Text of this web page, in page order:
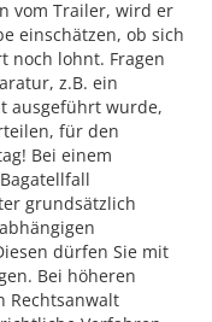
vom Trailer, wird er
einschätzen, ob sich
noch lohnt. Fragen
z.B. ein
ausgeführt wurde,
für den
Bei einem
grundsätzlich
dürfen Sie mit
Bei höheren
Rechtsanwalt